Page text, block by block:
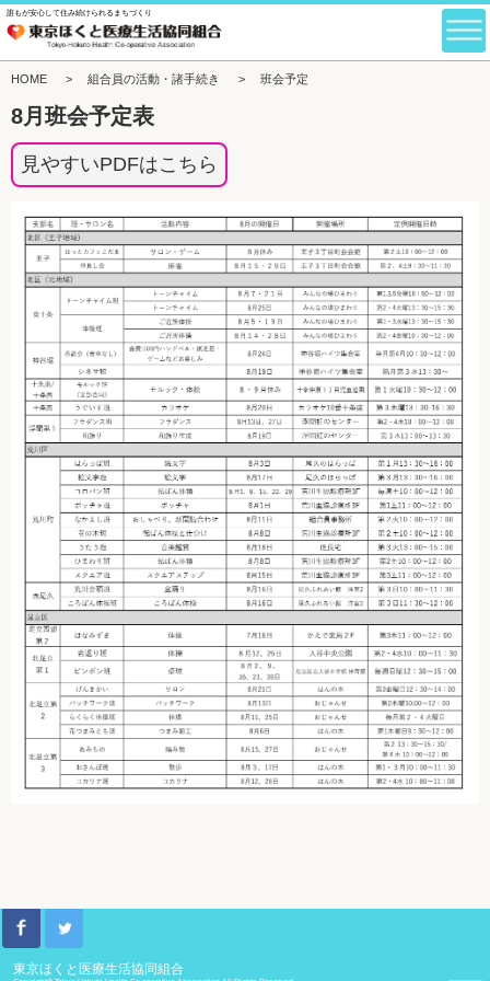
誰もが安心して住み続けられるまちづくり
HOME > 組合員の活動・諸手続き > 班会予定
8月班会予定表
見やすいPDFはこちら
東京ほくと医療生活協同組合